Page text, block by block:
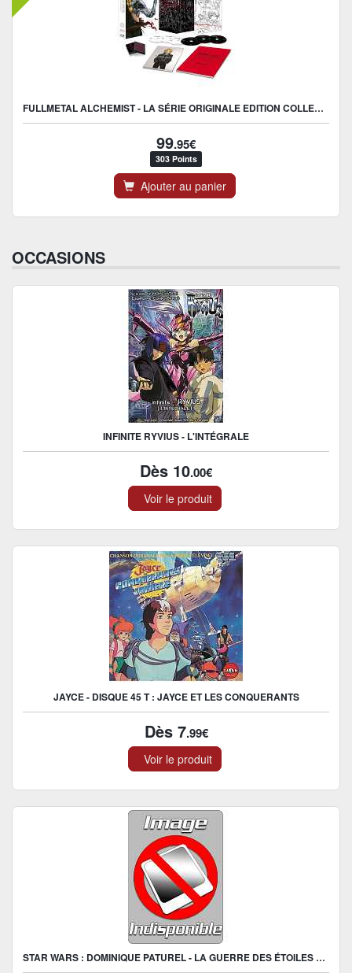
FULLMETAL ALCHEMIST - LA SÉRIE ORIGINALE EDITION COLLECTOR
99.95€
303 Points
Ajouter au panier
OCCASIONS
INFINITE RYVIUS - L'INTÉGRALE
Dès 10.00€
Voir le produit
JAYCE - DISQUE 45 T : JAYCE ET LES CONQUERANTS
Dès 7.99€
Voir le produit
STAR WARS : DOMINIQUE PATUREL - LA GUERRE DES ÉTOILES LE RETOUR DU JEDI ( STAR WARS ) LIVRE DISQUE